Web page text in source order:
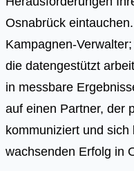
Osnabrück
Kampagnen-
die datengestützt
in messbare
auf einen Partner, der
kommuniziert und
wachsenden Erfolg in